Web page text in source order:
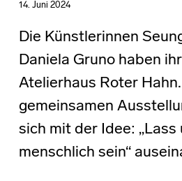
14. Juni 2024
Die Künstlerinnen
Daniela Gruno haben
Atelierhaus Roter
gemeinsamen
sich mit der Idee: „Lass
menschlich sein“